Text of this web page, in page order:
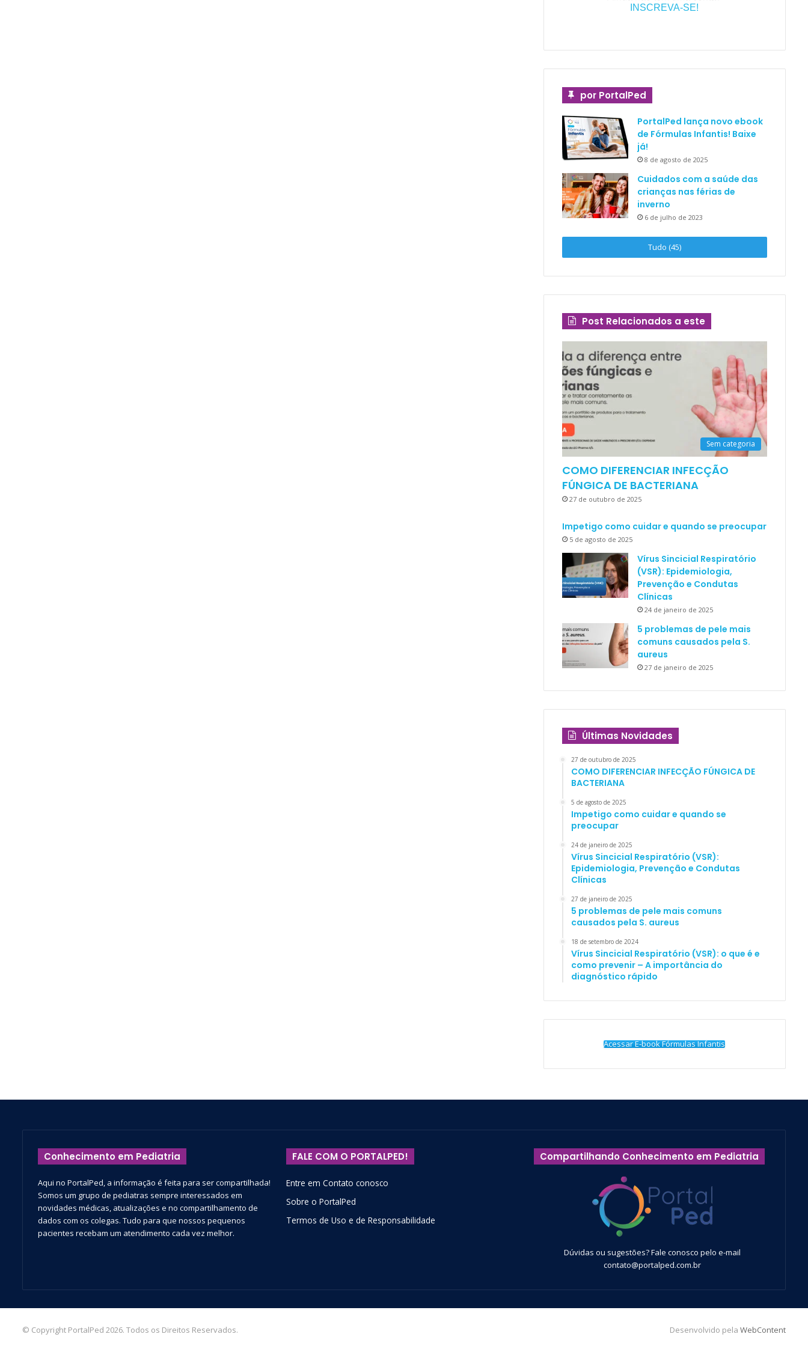
INSCREVA-SE!
por PortalPed
PortalPed lança novo ebook
de Fórmulas Infantis! Baixe
já!
8 de agosto de 2025
Cuidados com a saúde das
crianças nas férias de
inverno
6 de julho de 2023
Tudo (45)
Post Relacionados a este
Sem categoria
COMO DIFERENCIAR INFECÇÃO
FÚNGICA DE BACTERIANA
27 de outubro de 2025
Impetigo como cuidar e quando se preocupar
5 de agosto de 2025
Vírus Sincicial Respiratório
(VSR): Epidemiologia,
Prevenção e Condutas
Clínicas
24 de janeiro de 2025
5 problemas de pele mais
comuns causados pela S.
aureus
27 de janeiro de 2025
Últimas Novidades
27 de outubro de 2025
COMO DIFERENCIAR INFECÇÃO FÚNGICA DE
BACTERIANA
5 de agosto de 2025
Impetigo como cuidar e quando se
preocupar
24 de janeiro de 2025
Vírus Sincicial Respiratório (VSR):
Epidemiologia, Prevenção e Condutas
Clínicas
27 de janeiro de 2025
5 problemas de pele mais comuns
causados pela S. aureus
18 de setembro de 2024
Vírus Sincicial Respiratório (VSR): o que é e
como prevenir – A importância do
diagnóstico rápido
Acessar E-book Fórmulas Infantis
Conhecimento em Pediatria
Aqui no PortalPed, a informação é feita para ser compartilhada!
Somos um grupo de pediatras sempre interessados em
novidades médicas, atualizações e no compartilhamento de
dados com os colegas. Tudo para que nossos pequenos
pacientes recebam um atendimento cada vez melhor.
FALE COM O PORTALPED!
Entre em Contato conosco
Sobre o PortalPed
Termos de Uso e de Responsabilidade
Compartilhando Conhecimento em Pediatria
Dúvidas ou sugestões? Fale conosco pelo e-mail
contato@portalped.com.br
© Copyright PortalPed 2026. Todos os Direitos Reservados. Desenvolvido pela WebContent